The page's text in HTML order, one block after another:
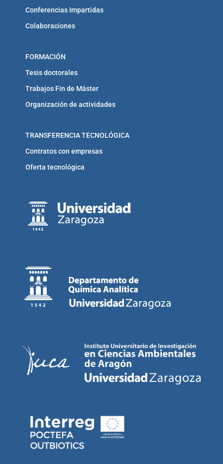
Conferencias Impartidas
Colaboraciones
FORMACIÓN
Tesis doctorales
Trabajos Fin de Máster
Organización de actividades
TRANSFERENCIA TECNOLÓGICA
Contratos con empresas
Oferta tecnológica